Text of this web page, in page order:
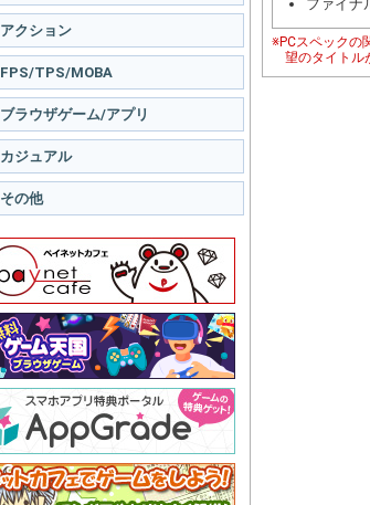
アクション
FPS/TPS/MOBA
ブラウザゲーム/アプリ
カジュアル
その他
ファイナ
※PCスペックの
望のタイトル